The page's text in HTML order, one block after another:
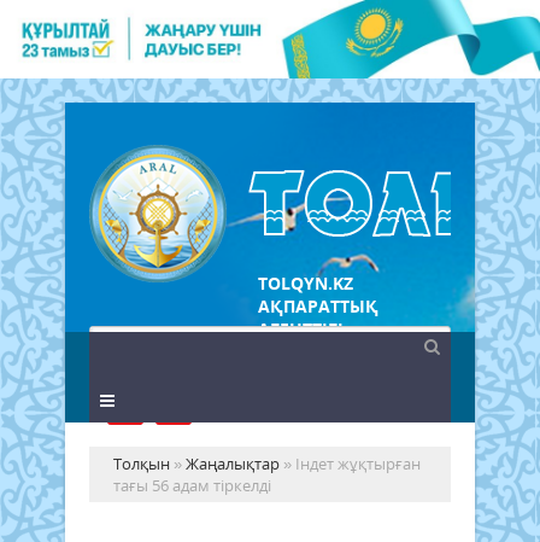
TOLQYN.KZ
АҚПАРАТТЫҚ
АГЕНТТІГІ
Толқын »Жаңалықтар » Індет жұқтырған
тағы 56 адам тіркелді